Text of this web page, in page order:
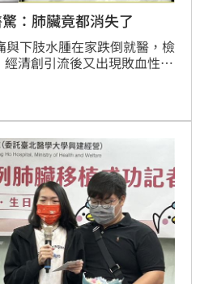
：肺臟竟都消失了
與下肢水腫在家跌倒就醫，檢
清創引流後又出現敗血性休
療及多次腹腔膿瘍引流，日
康出院就開心了啦」！